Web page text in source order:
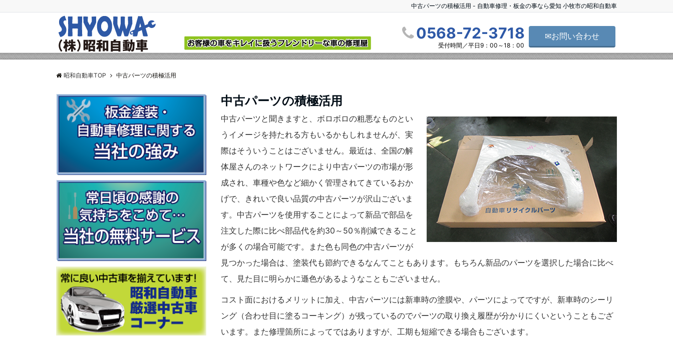
中古パーツの積極活用 - 自動車修理・板金の事なら愛知 小牧市の昭和自動車
0568-72-3718
受付時間／平日9：00～18：00
✉お問い合わせ
昭和自動車TOP 中古パーツの積極活用
中古パーツの積極活用
中古パーツと聞きますと、ボロボロの粗悪なものとい
うイメージを持たれる方もいるかもしれませんが、実
際はそういうことはございません。最近は、全国の解
体屋さんのネットワークにより中古パーツの市場が形
成され、車種や色など細かく管理されてきているおか
げで、きれいで良い品質の中古パーツが沢山ございま
す。中古パーツを使用することによって新品で部品を
注文した際に比べ部品代を約30～50％削減できること
が多くの場合可能です。また色も同色の中古パーツが
見つかった場合は、塗装代も節約できるなんてこともあります。もちろん新品のパーツを選択した場合に比べ
て、見た目に明らかに遜色があるようなこともございません。
コスト面におけるメリットに加え、中古パーツには新車時の塗膜や、パーツによってですが、新車時のシーリ
ング（合わせ目に塗るコーキング）が残っているのでパーツの取り換え履歴が分かりにくいということもござ
います。また修理箇所によってではありますが、工期も短縮できる場合もございます。